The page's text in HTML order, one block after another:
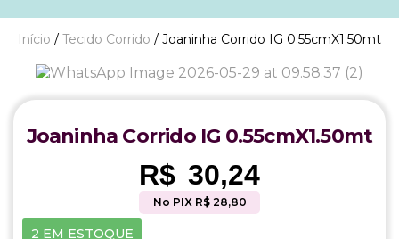
Início / Tecido Corrido / Joaninha Corrido IG 0.55cmX1.50mt
Joaninha Corrido IG 0.55cmX1.50mt
R$ 30,24
No PIX R$ 28,80
2 EM ESTOQUE